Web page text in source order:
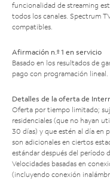
funcionalidad de streaming
todos los canales. Spectrum
compatibles.
Afirmación n.º 1 en servicio
Basado en los resultados de
pago con programación lineal.
Detalles de la oferta de
Oferta por tiempo limitado;
residenciales (que no hayan
30 días) y que estén al día en
son adicionales en ciertos
estándar después del período
Velocidades basadas en
(incluyendo conexión